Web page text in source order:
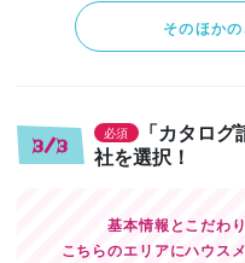
そのほか
3/3
必須
「カタログ
社を選択！
基本情報とこだわ
こちらのエリアにハウス